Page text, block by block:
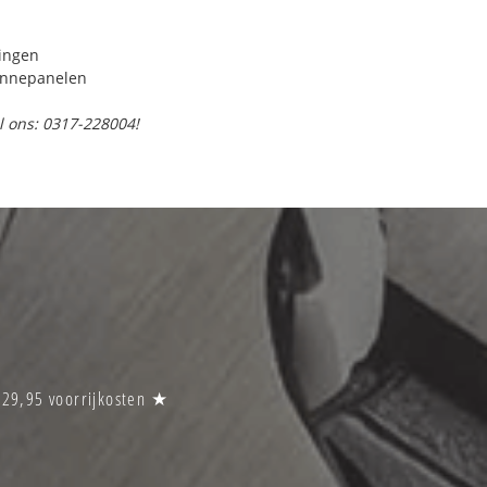
0317-228004!
voorrijkosten ★